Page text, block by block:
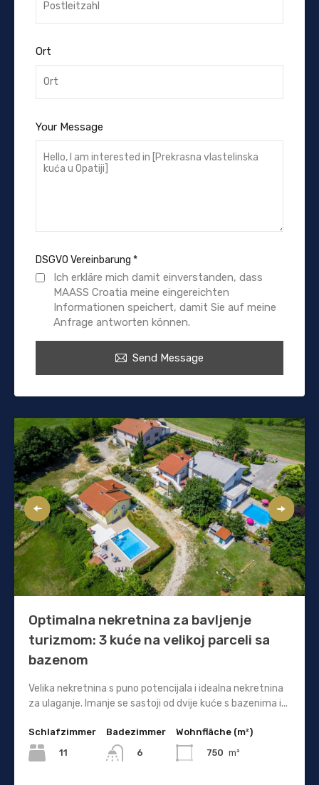
Ort
Your Message
DSGVO Vereinbarung *
Ich erkläre mich damit einverstanden, dass
MAASS Croatia meine eingereichten
Informationen speichert, damit Sie auf meine
Anfrage antworten können.
Send Message
Optimalna nekretnina za bavljenje
turizmom: 3 kuće na velikoj parceli sa
bazenom
Velika nekretnina s puno potencijala i idealna nekretnina
za ulaganje. Imanje se sastoji od dvije kuće s bazenima i...
Schlafzimmer
11
Badezimmer
6
Wohnfläche (m²)
750 m²